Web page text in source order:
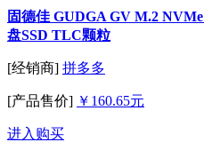
固德佳 GUDGA GV M.2
盘SSD TLC颗粒
[经销商] 拼多多
[产品售价] ￥160.65元
进入购买